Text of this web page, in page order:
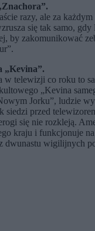
razy, ale za
się tak samo,
by zakomunikować
„Kevina”.
w telewizji co roku to
„Kevina
Jorku”, ludzie
siedzi przed
się nie rozkleją.
kraju i funkcjonuje
dwunastu wigilijnych